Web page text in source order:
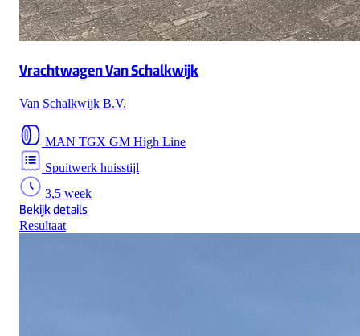
Vrachtwagen Van Schalkwijk
Van Schalkwijk B.V.
MAN TGX GM High Line
Spuitwerk huisstijl
3,5 week
Bekijk details
Resultaat